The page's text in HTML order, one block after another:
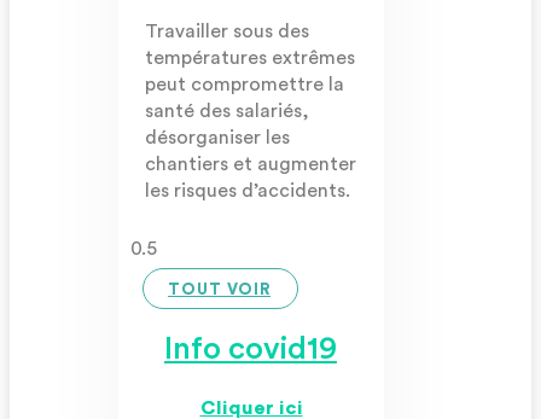
Travailler sous des
températures extrêmes
peut compromettre la
santé des salariés,
désorganiser les
chantiers et augmenter
les risques d’accidents.
TOUT VOIR
Info covid19
Cliquer ici